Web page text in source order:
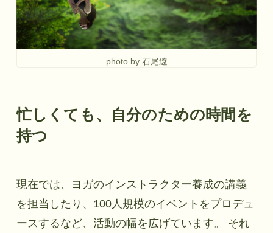
photo by 石尾遼
忙しくても、自分のための時間を
持つ
現在では、ヨガのインストラクター養成の講義
を担当したり、100人規模のイベントをプロデュ
ースするなど、活動の幅を広げています。 それ